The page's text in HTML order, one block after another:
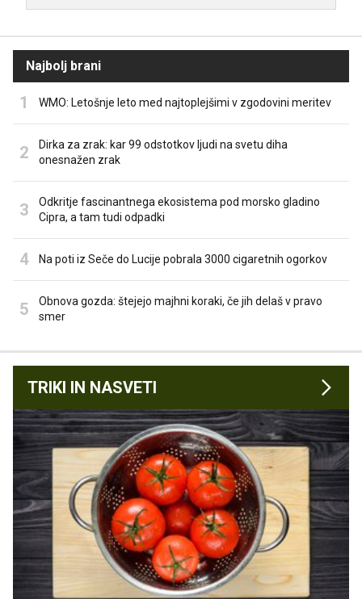
Najbolj brani
WMO: Letošnje leto med najtoplejšimi v zgodovini meritev
Dirka za zrak: kar 99 odstotkov ljudi na svetu diha
onesnažen zrak
Odkritje fascinantnega ekosistema pod morsko gladino
Cipra, a tam tudi odpadki
Na poti iz Seče do Lucije pobrala 3000 cigaretnih ogorkov
Obnova gozda: štejejo majhni koraki, če jih delaš v pravo
smer
TRIKI IN NASVETI